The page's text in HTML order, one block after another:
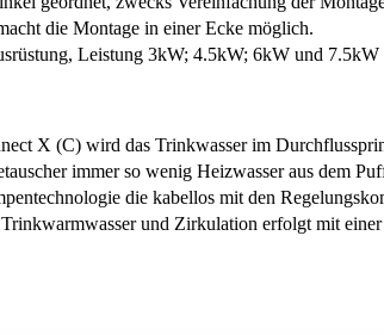
die Montage in einer Ecke möglich.
Leistung 3kW; 4.5kW; 6kW und 7.5kW
X (C) wird das Trinkwasser im
immer so wenig Heizwasser aus dem
die kabellos mit den
und Zirkulation erfolgt mit